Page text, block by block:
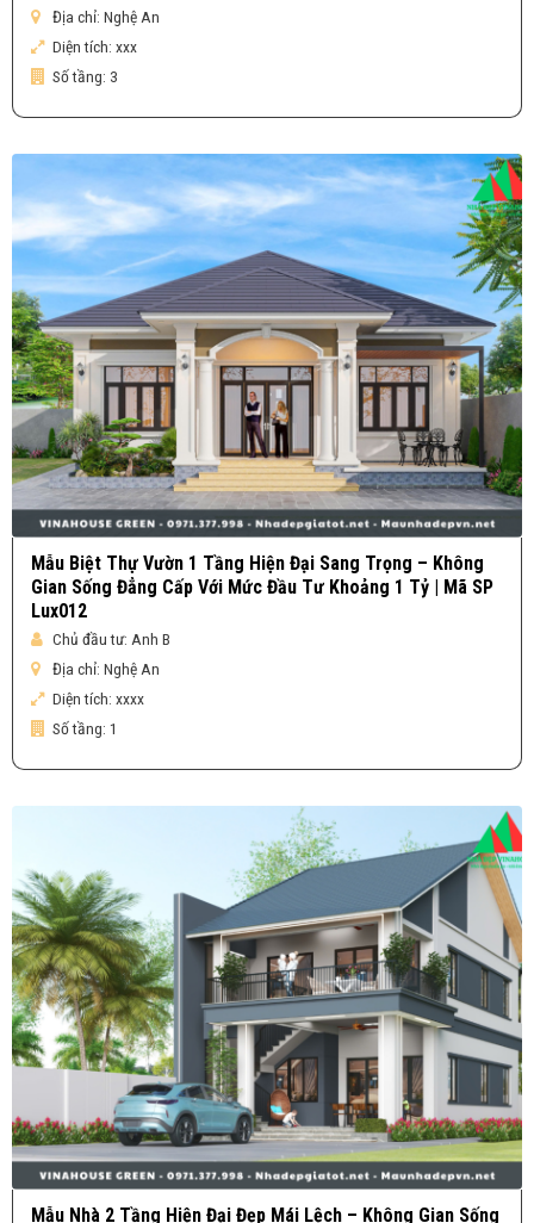
Địa chỉ: Nghệ An
Diện tích: xxx
Số tầng: 3
Mẫu Biệt Thự Vườn 1 Tầng Hiện Đại Sang Trọng – Không
Gian Sống Đẳng Cấp Với Mức Đầu Tư Khoảng 1 Tỷ | Mã SP
Lux012
Chủ đầu tư: Anh B
Địa chỉ: Nghệ An
Diện tích: xxxx
Số tầng: 1
Mẫu Nhà 2 Tầng Hiện Đại Đẹp Mái Lệch – Không Gian Sống